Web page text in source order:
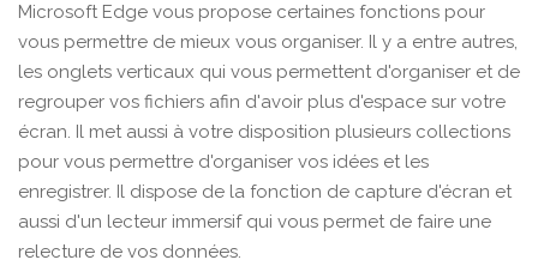
Microsoft Edge vous propose certaines fonctions pour
vous permettre de mieux vous organiser. Il y a entre autres,
les onglets verticaux qui vous permettent d'organiser et de
regrouper vos fichiers afin d'avoir plus d'espace sur votre
écran. Il met aussi à votre disposition plusieurs collections
pour vous permettre d'organiser vos idées et les
enregistrer. Il dispose de la fonction de capture d'écran et
aussi d'un lecteur immersif qui vous permet de faire une
relecture de vos données.